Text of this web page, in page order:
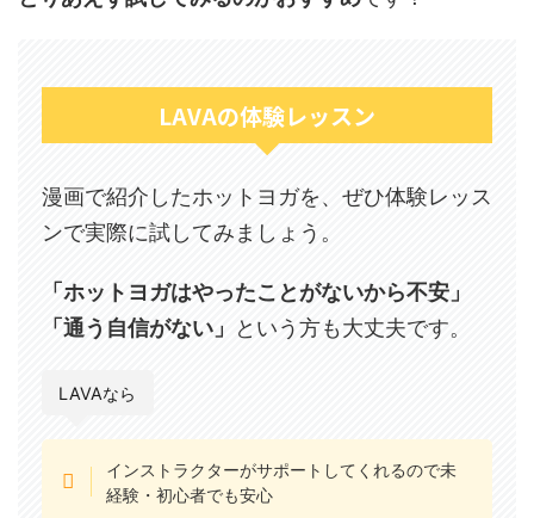
LAVAの体験レッスン
漫画で紹介したホットヨガを、ぜひ体験レッス
ンで実際に試してみましょう。
「ホットヨガはやったことがないから不安」
「通う自信がない」
という方も大丈夫です。
LAVAなら
インストラクターがサポートしてくれるので未
経験・初心者でも安心